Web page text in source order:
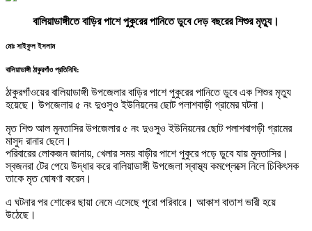
বালিয়াডাঙ্গীতে বাড়ির পাশে পুকুরের পানিতে ডুবে দেড় বছরের শিশুর মৃত্যু।
মোঃ সাইফুল ইসলাম
বালিয়াডাঙ্গী ঠাকুরগাঁও প্রতিনিধি:
ঠাকুরগাঁওয়ের বালিয়াডাঙ্গী উপজেলার বাড়ির পাশে পুকুরের পানিতে ডুবে এক শিশুর মৃত্যু
হয়েছে। উপজেলার ৫ নং দুওসুও ইউনিয়নের ছোট পলাশবাড়ী গ্রামের ঘটনা।
মৃত শিশু আল মুনতাসির উপজেলার ৫ নং দুওসু্ও ইউনিয়নের ছোট পলাশবাগড়ী গ্রামের
মাসুদ রানার ছেলে।
পরিবারের লোকজন জানায়, খেলার সময় বাড়ীর পাশে পুকুরে পড়ে ডুবে যায় মুনতাসির।
স্বজনরা টের পেয়ে উদ্ধার করে বালিয়াডাঙ্গী উপজেলা স্বাস্থ্য কমপ্লেক্সে নিলে চিকিৎসক
তাকে মৃত ঘোষণা করেন।
এ ঘটনার পর শোকের ছায়া নেমে এসেছে পুরো পরিবারে। আকাশ বাতাশ ভারী হয়ে
উঠেছে।